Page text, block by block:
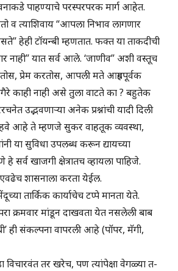
पाहण्याचे परस्परपरक मार्ग आहेत.
व त्याशिवाय “आपला निभाव लागणार
हेही टॉयन्बी म्हणतात. फक्त या ताकदीची
नाही” यात सर्व आले. ‘जाणीव” अशी वस्तूच
प्रेम करतोस, आपली मते आग्रहपूर्वक
काही नाही असे तुला वाटते का ? बहुतेक
उद्भवणाऱ्या अनेक प्रश्नांची यादी दिली
हवे आहे ते म्हणजे सुकर वाहतूक व्यवस्था,
या सुविधा उपलब्ध करून द्यायच्या
खाजगी क्षेत्रातच व्हायला पाहिजे.
शासनाला करता येईल.
तार्किक कार्याचेच टप्पे मानता येते.
क्रमवार मांडून दाखवता येत नसलेली बाब
ही संकल्पना वापरली आहे (पॉपर, मॅगी,
विचारवंत तर खरेच, पण त्यांपेक्षा वेगळ्या त-